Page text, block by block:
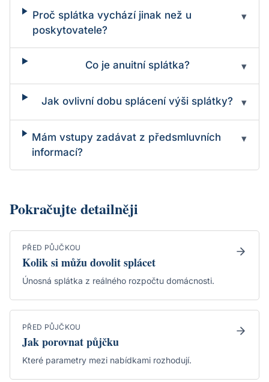
Proč splátka vychází jinak než u
poskytovatele?
▾
Co je anuitní splátka? ▾
Jak ovlivní dobu splácení výši splátky? ▾
Mám vstupy zadávat z předsmluvních
informací?
▾
Pokračujte detailněji
PŘED PŮJČKOU
Kolik si můžu dovolit splácet
Únosná splátka z reálného rozpočtu domácnosti.
PŘED PŮJČKOU
Jak porovnat půjčku
Které parametry mezi nabídkami rozhodují.